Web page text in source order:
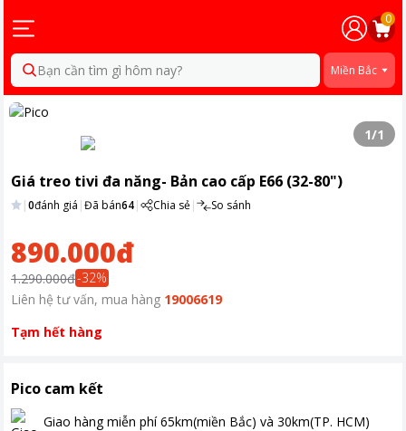
0
Bạn cần tìm gì hôm nay? Miền Bắc
1/1
Giá treo tivi đa năng- Bản cao cấp E66 (32-80")
|0đánh giá |Đã bán64| Chia sẻ| So sánh
890.000đ
1.290.000đ-32%
Liên hệ tư vấn, mua hàng 19006619
Tạm hết hàng
Pico cam kết
Giao hàng miễn phí 65km(miền Bắc) và 30km(TP. HCM)